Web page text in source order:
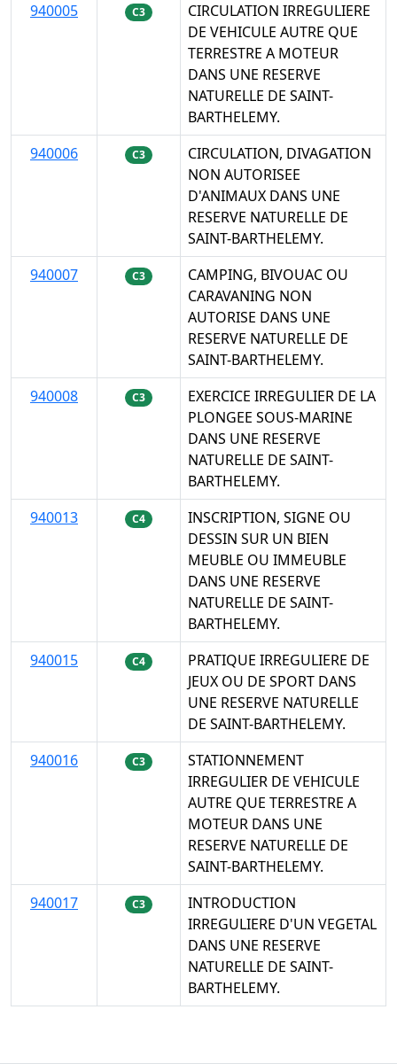
940005
C3
CIRCULATION IRREGULIERE
DE VEHICULE AUTRE QUE
TERRESTRE A MOTEUR
DANS UNE RESERVE
NATURELLE DE SAINT-
BARTHELEMY.
940006
C3
CIRCULATION, DIVAGATION
NON AUTORISEE
D'ANIMAUX DANS UNE
RESERVE NATURELLE DE
SAINT-BARTHELEMY.
940007
C3
CAMPING, BIVOUAC OU
CARAVANING NON
AUTORISE DANS UNE
RESERVE NATURELLE DE
SAINT-BARTHELEMY.
940008
C3
EXERCICE IRREGULIER DE LA
PLONGEE SOUS-MARINE
DANS UNE RESERVE
NATURELLE DE SAINT-
BARTHELEMY.
940013
C4
INSCRIPTION, SIGNE OU
DESSIN SUR UN BIEN
MEUBLE OU IMMEUBLE
DANS UNE RESERVE
NATURELLE DE SAINT-
BARTHELEMY.
940015
C4
PRATIQUE IRREGULIERE DE
JEUX OU DE SPORT DANS
UNE RESERVE NATURELLE
DE SAINT-BARTHELEMY.
940016
C3
STATIONNEMENT
IRREGULIER DE VEHICULE
AUTRE QUE TERRESTRE A
MOTEUR DANS UNE
RESERVE NATURELLE DE
SAINT-BARTHELEMY.
940017
C3
INTRODUCTION
IRREGULIERE D'UN VEGETAL
DANS UNE RESERVE
NATURELLE DE SAINT-
BARTHELEMY.